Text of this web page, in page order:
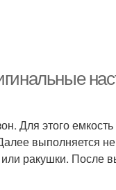
Для этого
выполняется
или ракушки. После